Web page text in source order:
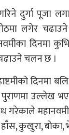
दुर्गा पूजा
लगेर
दिनमा
चलन छ ।
दिनमा
उल्लेख
गरेकाले
कुखुरा, बोका,